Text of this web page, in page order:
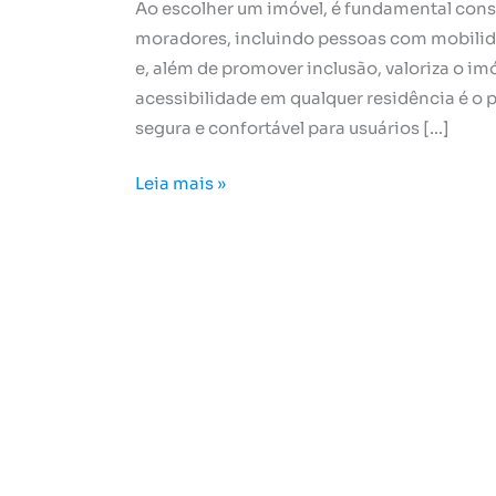
Ao escolher um imóvel, é fundamental
moradores, incluindo pessoas com
e, além de promover inclusão, valoriza o
acessibilidade em qualquer residência é o
segura e confortável para usuários […]
Leia mais »